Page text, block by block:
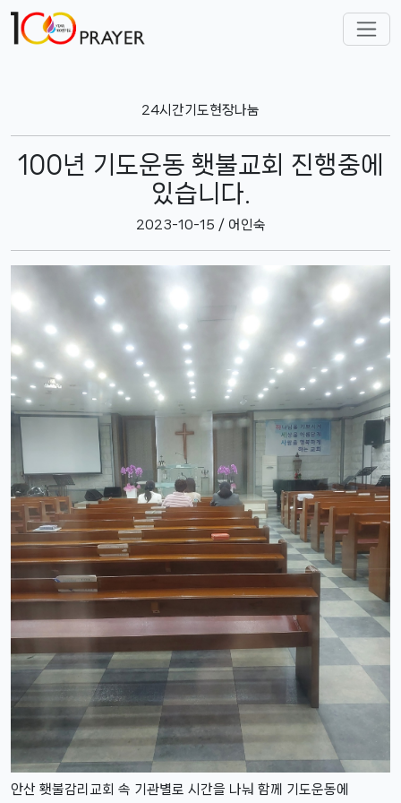
24시간기도현장나눔
100년 기도운동 횃불교회 진행중에
있습니다.
2023-10-15 / 어인숙
안산 횃불감리교회 속 기관별로 시간을 나눠 함께 기도운동에